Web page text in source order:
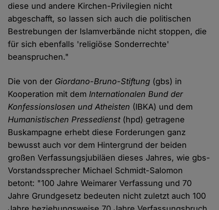
diese und andere Kirchen-Privilegien nicht
abgeschafft, so lassen sich auch die politischen
Bestrebungen der Islamverbände nicht stoppen, die
für sich ebenfalls 'religiöse Sonderrechte'
beanspruchen."
Die von der Giordano-Bruno-Stiftung (gbs) in
Kooperation mit demInternationalen Bund der
Konfessionslosen und Atheisten (IBKA) und dem
Humanistischen Pressedienst(hpd) getragene
Buskampagne erhebt diese Forderungen ganz
bewusst auch vor dem Hintergrund der beiden
großen Verfassungsjubiläen dieses Jahres, wie gbs-
Vorstandssprecher Michael Schmidt-Salomon
betont: "100 Jahre Weimarer Verfassung und 70
Jahre Grundgesetz bedeuten nicht zuletzt auch 100